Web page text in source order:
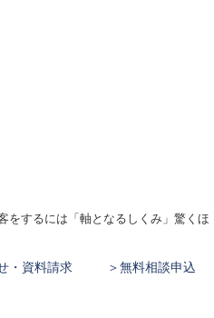
をするには「軸となるしくみ」驚くほ
・資料請求 無料相談申込